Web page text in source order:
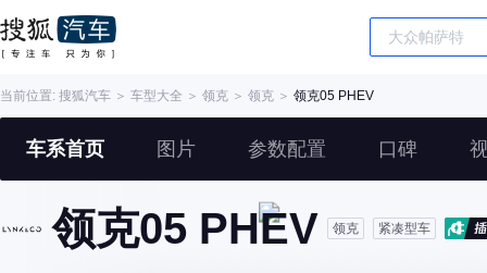
当前位置: 搜狐汽车 ＞ 车型大全 ＞ 领克 ＞ 领克 ＞ 领克05 PHEV
车系首页 图片 参数配置 口碑
领克05 PHEV 领克 紧凑型车